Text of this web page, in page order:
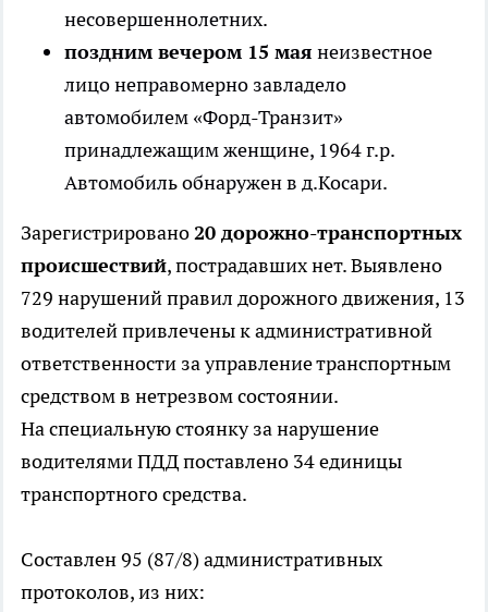
несовершеннолетних.
поздним вечером 15 мая неизвестное
лицо неправомерно завладело
автомобилем «Форд-Транзит»
принадлежащим женщине, 1964 г.р.
Автомобиль обнаружен в д.Косари.
Зарегистрировано20 дорожно-транспортных
происшествий, пострадавших нет. Выявлено
729 нарушений правил дорожного движения, 13
водителей привлечены к административной
ответственности за управление транспортным
средством в нетрезвом состоянии.
На специальную стоянку за нарушение
водителями ПДД поставлено 34 единицы
транспортного средства.
Составлен 95 (87/8) административных
протоколов, из них: